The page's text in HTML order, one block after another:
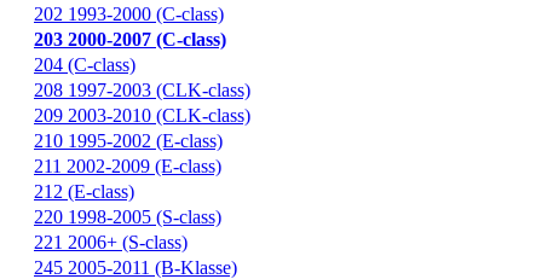
202 1993-2000 (C-class)
203 2000-2007 (C-class)
204 (C-class)
208 1997-2003 (CLK-class)
209 2003-2010 (CLK-class)
210 1995-2002 (E-class)
211 2002-2009 (E-class)
212 (E-class)
220 1998-2005 (S-class)
221 2006+ (S-class)
245 2005-2011 (B-Klasse)